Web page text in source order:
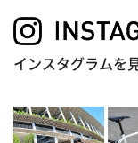
インスタグラムを